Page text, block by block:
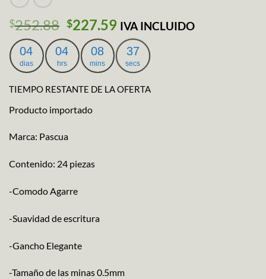
$252.88 El
precio
original
era:
$227.59El
precio
actual
es:
IVA INCLUIDO
04
dias
04
hrs
08
mins
36
secs
TIEMPO RESTANTE DE LA OFERTA
Producto importado
Marca: Pascua
Contenido: 24 piezas
-Comodo Agarre
-Suavidad de escritura
-Gancho Elegante
-Tamaño de las minas 0.5mm